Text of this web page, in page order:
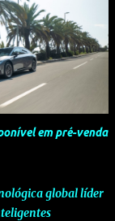
em pré-venda
global líder